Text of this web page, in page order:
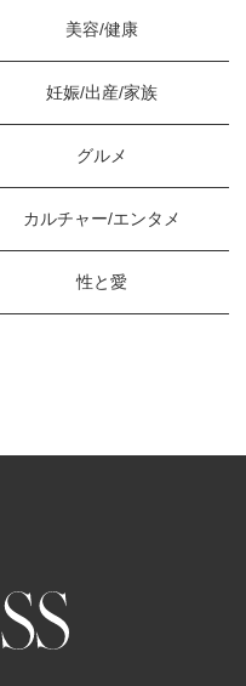
美容/健康
妊娠/出産/家族
グルメ
カルチャー/エンタメ
性と愛